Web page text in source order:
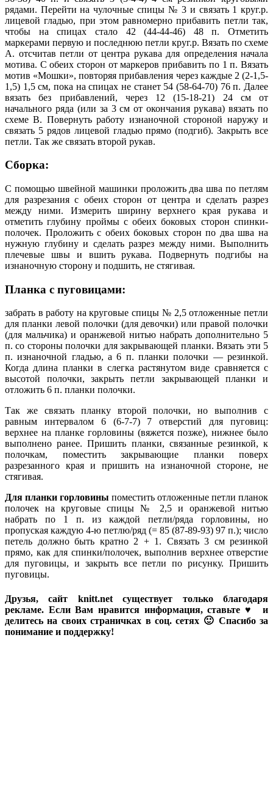
рядами. Перейти на чулочные спицы № 3 и связать 1 круг.р.
лицевой гладью, при этом равномерно прибавить петли так,
чтобы на спицах стало 42 (44-44-46) 48 п. Отметить
маркерами первую и последнюю петли круг.р. Вязать по схеме
А. отсчитав петли от центра рукава для определения начала
мотива. С обеих сторон от маркеров прибавить по 1 п. Вязать
мотив «Мошки», повторяя прибавления через каждые 2 (2-1,5-
1,5) 1,5 см, пока на спицах не станет 54 (58-64-70) 76 п. Далее
вязать без прибавлений, через 12 (15-18-21) 24 см от
начального ряда (или за 3 см от окончания рукава) вязать по
схеме В. Повернуть работу изнаночной стороной наружу и
связать 5 рядов лицевой гладью прямо (подгиб). Закрыть все
петли. Так же связать второй рукав.
Сборка:
С помощью швейной машинки проложить два шва по петлям
для разрезания с обеих сторон от центра и сделать разрез
между ними. Измерить ширину верхнего края рукава и
отметить глубину проймы с обеих боковых сторон спинки-
полочек. Проложить с обеих боковых сторон по два шва на
нужную глубину и сделать разрез между ними. Выполнить
плечевые швы и вшить рукава. Подвернуть подгибы на
изнаночную сторону и подшить, не стягивая.
Планка с пуговицами:
забрать в работу на круговые спицы № 2,5 отложенные петли
для планки левой полочки (для девочки) или правой полочки
(для мальчика) и оранжевой нитью набрать дополнительно 5
п. со стороны полочки для закрывающей планки. Вязать эти 5
п. изнаночной гладью, а 6 п. планки полочки — резинкой.
Когда длина планки в слегка растянутом виде сравняется с
высотой полочки, закрыть петли закрывающей планки и
отложить 6 п. планки полочки.
Так же связать планку второй полочки, но выполнив с
равным интервалом 6 (6-7-7) 7 отверстий для пуговиц:
верхнее на планке горловины (вяжется позже), нижнее было
выполнено ранее. Пришить планки, связанные резинкой, к
полочкам, поместить закрывающие планки поверх
разрезанного края и пришить на изнаночной стороне, не
стягивая.
Для планки горловины поместить отложенные петли планок
полочек на круговые спицы № 2,5 и оранжевой нитью
набрать по 1 п. из каждой петли/ряда горловины, но
пропуская каждую 4-ю петлю/ряд (= 85 (87-89-93) 97 п.); число
петель должно быть кратно 2 + 1. Связать 3 см резинкой
прямо, как для спинки/полочек, выполнив верхнее отверстие
для пуговицы, и закрыть все петли по рисунку. Пришить
пуговицы.
Друзья, сайт knitt.net существует только благодаря
рекламе. Если Вам нравится информация, ставьте ♥ и
делитесь на своих страничках в соц. сетях 🙂 Спасибо за
понимание и поддержку!